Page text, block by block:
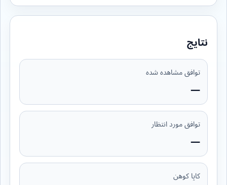
نتایج
توافق مشاهده شده
—
توافق مورد انتظار
—
کاپا کوهن